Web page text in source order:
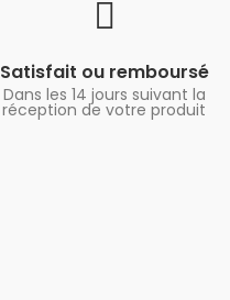
Satisfait ou remboursé
Dans les 14 jours suivant la
réception de votre produit